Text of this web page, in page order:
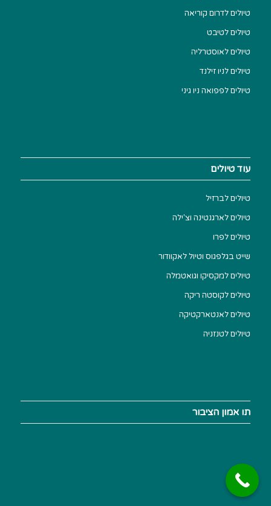
טיולים לדרום קוריאה
טיולים לטיבט
טיולים לאוסטרליה
טיולים לניו זילנד
טיולים לפפואה ניו גיני
עוד טיולים
טיולים לברזיל
טיולים לארגנטינה וצ'ילה
טיולים לפרו
שייט בגלפגוס וטיול לאקוודור
טיולים למקסיקו וגואטמלה
טיולים לקוסטה ריקה
טיולים לאנטארקטיקה
טיולים לטנזניה
תו אמון הציבור